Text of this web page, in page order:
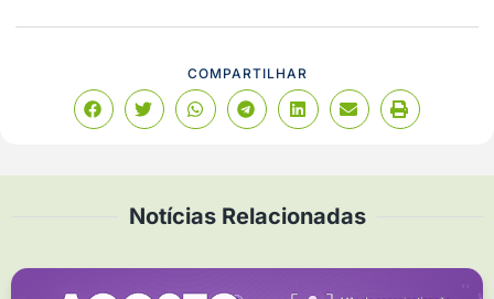
COMPARTILHAR
Notícias Relacionadas